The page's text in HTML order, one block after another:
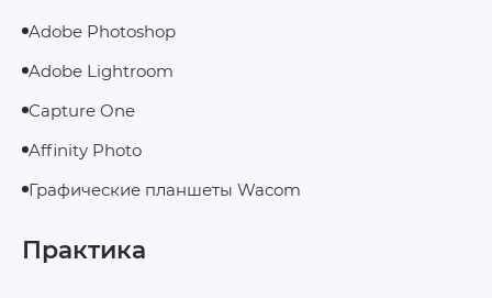
Adobe Photoshop
Adobe Lightroom
Capture One
Affinity Photo
Графические планшеты Wacom
Практика